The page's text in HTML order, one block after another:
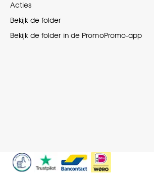
Acties
Bekijk de folder
Bekijk de folder in de PromoPromo-app